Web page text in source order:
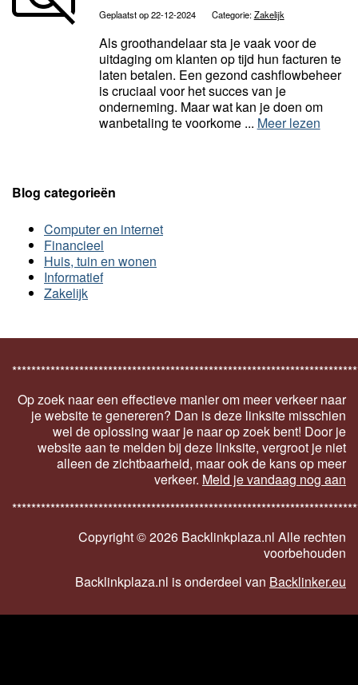
Geplaatst op 22-12-2024 Categorie:Zakelijk
Als groothandelaar sta je vaak voor de
uitdaging om klanten op tijd hun facturen te
laten betalen. Een gezond cashflowbeheer
is cruciaal voor het succes van je
onderneming. Maar wat kan je doen om
wanbetaling te voorkome ... Meer lezen
Blog categorieën
Computer en internet
Financieel
Huis, tuin en wonen
Informatief
Zakelijk
Op zoek naar een effectieve manier om meer verkeer naar
je website te genereren? Dan is deze linksite misschien
wel de oplossing waar je naar op zoek bent! Door je
website aan te melden bij deze linksite, vergroot je niet
alleen de zichtbaarheid, maar ook de kans op meer
verkeer. Meld je vandaag nog aan
Copyright ©2026 Backlinkplaza.nl Alle rechten
voorbehouden
Backlinkplaza.nl is onderdeel van Backlinker.eu